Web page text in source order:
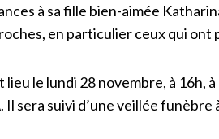
à sa fille bien-aimée
en particulier ceux qui ont
le lundi 28 novembre, à 16h,
sera suivi d’une veillée funèbre